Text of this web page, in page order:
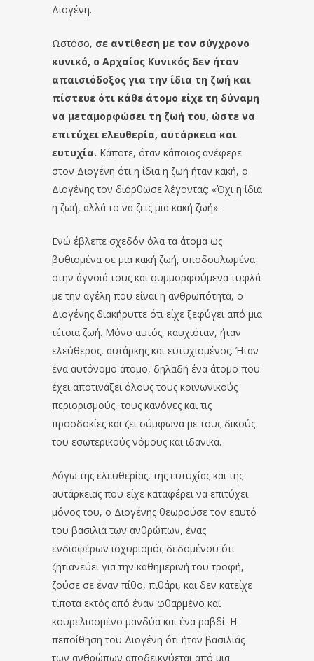
Διογένη.
Ωστόσο, σε αντίθεση με τον σύγχρονο
κυνικό, ο Αρχαίος Κυνικός δεν ήταν
απαισιόδοξος για την ίδια τη ζωή και
πίστευε ότι κάθε άτομο είχε τη δύναμη
να μεταμορφώσει τη ζωή του, ώστε να
επιτύχει ελευθερία, αυτάρκεια και
ευτυχία. Κάποτε, όταν κάποιος ανέφερε
στον Διογένη ότι η ίδια η ζωή ήταν κακή, ο
Διογένης τον διόρθωσε λέγοντας: «Όχι η ίδια
η ζωή, αλλά το να ζεις μια κακή ζωή».
Ενώ έβλεπε σχεδόν όλα τα άτομα ως
βυθισμένα σε μια κακή ζωή, υποδουλωμένα
στην άγνοιά τους και συμμορφούμενα τυφλά
με την αγέλη που είναι η ανθρωπότητα, ο
Διογένης διακήρυττε ότι είχε ξεφύγει από μια
τέτοια ζωή. Μόνο αυτός, καυχιόταν, ήταν
ελεύθερος, αυτάρκης και ευτυχισμένος. Ήταν
ένα αυτόνομο άτομο, δηλαδή ένα άτομο που
έχει αποτινάξει όλους τους κοινωνικούς
περιορισμούς, τους κανόνες και τις
προσδοκίες και ζει σύμφωνα με τους δικούς
του εσωτερικούς νόμους και ιδανικά.
Λόγω της ελευθερίας, της ευτυχίας και της
αυτάρκειας που είχε καταφέρει να επιτύχει
μόνος του, ο Διογένης θεωρούσε τον εαυτό
του βασιλιά των ανθρώπων, ένας
ενδιαφέρων ισχυρισμός δεδομένου ότι
ζητιανεύει για την καθημερινή του τροφή,
ζούσε σε έναν πίθο, πιθάρι, και δεν κατείχε
τίποτα εκτός από έναν φθαρμένο και
κουρελιασμένο μανδύα και ένα ραβδί. Η
πεποίθηση του Διογένη ότι ήταν βασιλιάς
των ανθρώπων αποδεικνύεται από μια